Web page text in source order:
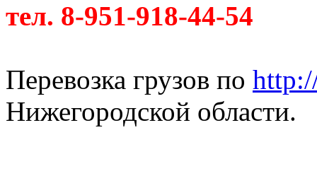
тел. 8-951-918-44-54
Перевозка грузов по
Нижегородской области.